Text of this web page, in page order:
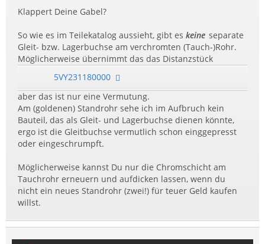
Klappert Deine Gabel?
So wie es im Teilekatalog aussieht, gibt es keine separate
Gleit- bzw. Lagerbuchse am verchromten (Tauch-)Rohr.
Möglicherweise übernimmt das das Distanzstück
5VY231180000
aber das ist nur eine Vermutung.
Am (goldenen) Standrohr sehe ich im Aufbruch kein
Bauteil, das als Gleit- und Lagerbuchse dienen könnte,
ergo ist die Gleitbuchse vermutlich schon einggepresst
oder eingeschrumpft.
Möglicherweise kannst Du nur die Chromschicht am
Tauchrohr erneuern und aufdicken lassen, wenn du
nicht ein neues Standrohr (zwei!) für teuer Geld kaufen
willst.